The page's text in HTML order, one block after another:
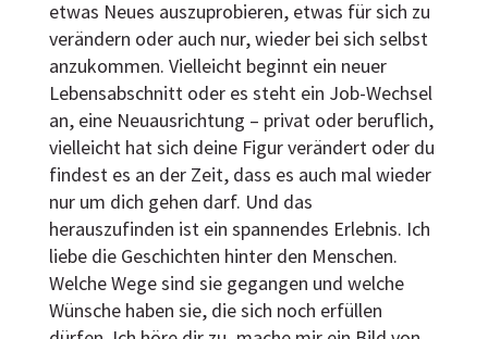
etwas Neues auszuprobieren, etwas für sich zu
verändern oder auch nur, wieder bei sich selbst
anzukommen. Vielleicht beginnt ein neuer
Lebensabschnitt oder es steht ein Job-Wechsel
an, eine Neuausrichtung – privat oder beruflich,
vielleicht hat sich deine Figur verändert oder du
findest es an der Zeit, dass es auch mal wieder
nur um dich gehen darf. Und das
herauszufinden ist ein spannendes Erlebnis. Ich
liebe die Geschichten hinter den Menschen.
Welche Wege sind sie gegangen und welche
Wünsche haben sie, die sich noch erfüllen